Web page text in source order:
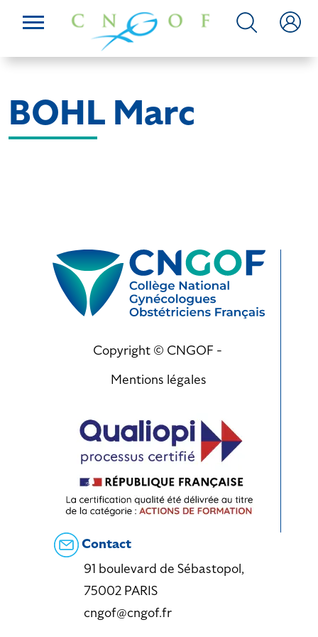
BOHL Marc
Copyright © CNGOF -
Mentions légales
Contact
91 boulevard de Sébastopol,
75002 PARIS
cngof@cngof.fr